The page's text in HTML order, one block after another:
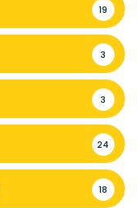
19
3
3
24
18